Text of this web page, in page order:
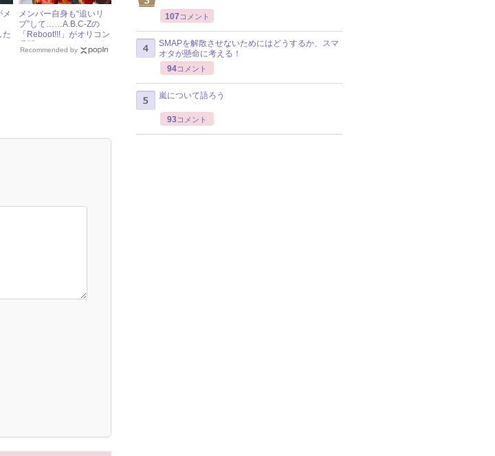
メ
た
メンバー自身も“追いリ
ブ”して……A.B.C-Zの
「Reboot!!!」がオリコン
週間ランキング1位を獲
得
Recommended by
107 コメント
SMAPを解散させないためにはどうするか、スマ
オタが懸命に考える！
94コメント
嵐について語ろう
93コメント